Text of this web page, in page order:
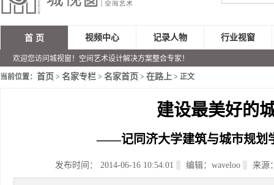
首 页
欢迎您访问城视窗！空间艺术设计解决方案整合专家！
视频中心 记录人物 行业视窗
当前位置： 首页 > 名家专栏 > 名家首页 > 在路上 > 正文
建设最美好的
——记同济大学建筑与城市规划
发布时间： 2014-06-16 10:54:01 编辑：waveloo 来源